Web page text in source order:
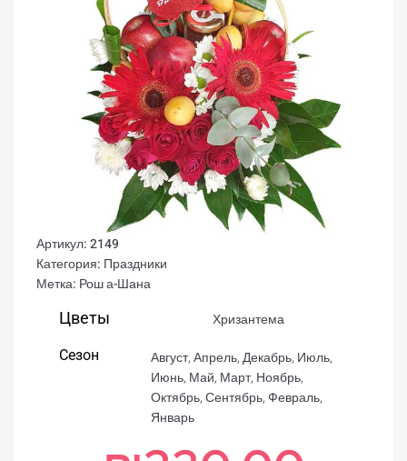
Артикул:2149
Категория: Праздники
Метка: Рош а-Шана
Цветы
Хризантема
Сезон Август, Апрель, Декабрь, Июль,
Июнь, Май, Март, Ноябрь,
Октябрь, Сентябрь, Февраль,
Январь